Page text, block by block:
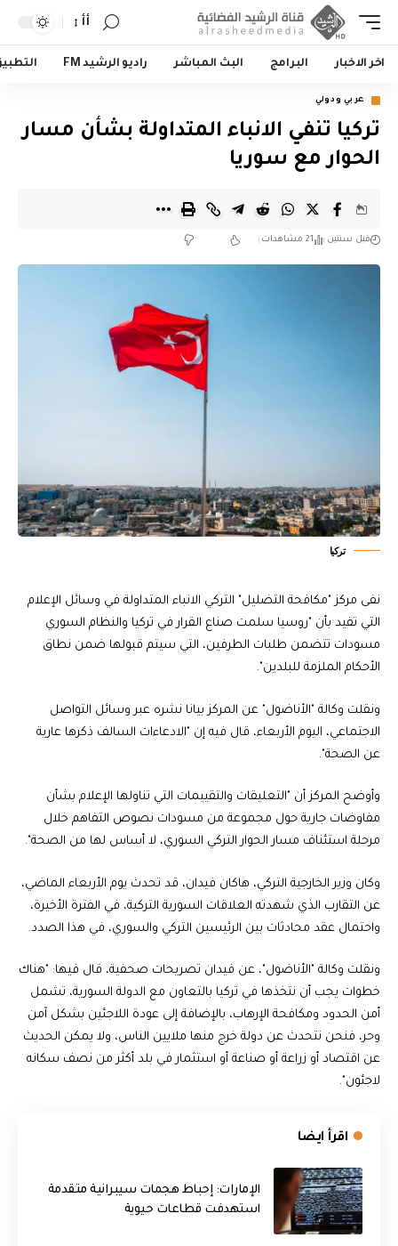
أأ
اخر الاخبار البرامج البث المباشر راديو الرشيد FM
عربي ودولي
تركيا تنفي الانباء المتداولة بشأن مسار
الحوار مع سوريا
قبل سنتين 21 مشاهدات
تركيا
نفى مركز "مكافحة التضليل" التركي الانباء المتداولة في وسائل الإعلام
التي تفيد بأن "روسيا سلمت صناع القرار في تركيا والنظام السوري
مسودات تتضمن طلبات الطرفين، التي سيتم قبولها ضمن نطاق
الأحكام الملزمة للبلدين".
ونقلت وكالة "الأناضول" عن المركز بيانا نشره عبر وسائل التواصل
الاجتماعي، اليوم الأربعاء، قال فيه إن "الادعاءات السالف ذكرها عارية
عن الصحة".
وأوضح المركز أن "التعليقات والتقييمات التي تناولها الإعلام بشأن
مفاوضات جارية حول مجموعة من مسودات نصوص التفاهم خلال
مرحلة استئناف مسار الحوار التركي السوري، لا أساس لها من الصحة".
وكان وزير الخارجية التركي، هاكان فيدان، قد تحدث يوم الأربعاء الماضي،
عن التقارب الذي شهدته العلاقات السورية التركية، في الفترة الأخيرة،
واحتمال عقد محادثات بين الرئيسين التركي والسوري، في هذا الصدد.
ونقلت وكالة "الأناضول"، عن فيدان تصريحات صحفية، قال فيها: "هناك
خطوات يجب أن نتخذها في تركيا بالتعاون مع الدولة السورية، تشمل
أمن الحدود ومكافحة الإرهاب، بالإضافة إلى عودة اللاجئين بشكل آمن
وحر، فنحن نتحدث عن دولة خرج منها ملايين الناس، ولا يمكن الحديث
عن اقتصاد أو زراعة أو صناعة أو استثمار في بلد أكثر من نصف سكانه
لاجئون".
اقرأ ايضا
الإمارات: إحباط هجمات سيبرانية متقدمة
استهدفت قطاعات حيوية